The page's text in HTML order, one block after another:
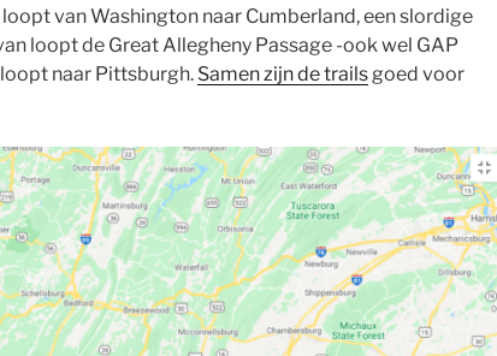
van Washington naar Cumberland, een slordige
loopt de Great Allegheny Passage -ook wel GAP
naar Pittsburgh. Samen zijn de trails goed voor